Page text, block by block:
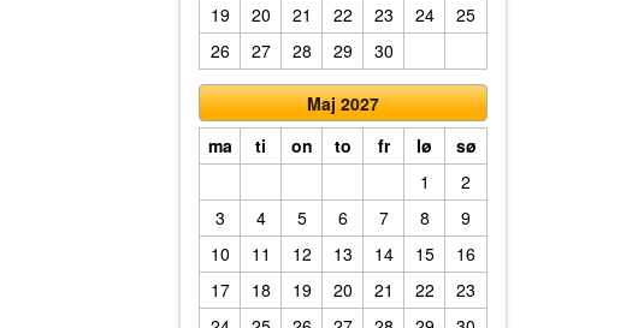
19
20 21 22 23 24
25
26
27 28 29 30
Maj 2027
ma
ti on to fr lø
sø
1
2
3
4 5 6 7 8
9
10
11 12 13 14 15
16
17
18 19 20 21 22
23